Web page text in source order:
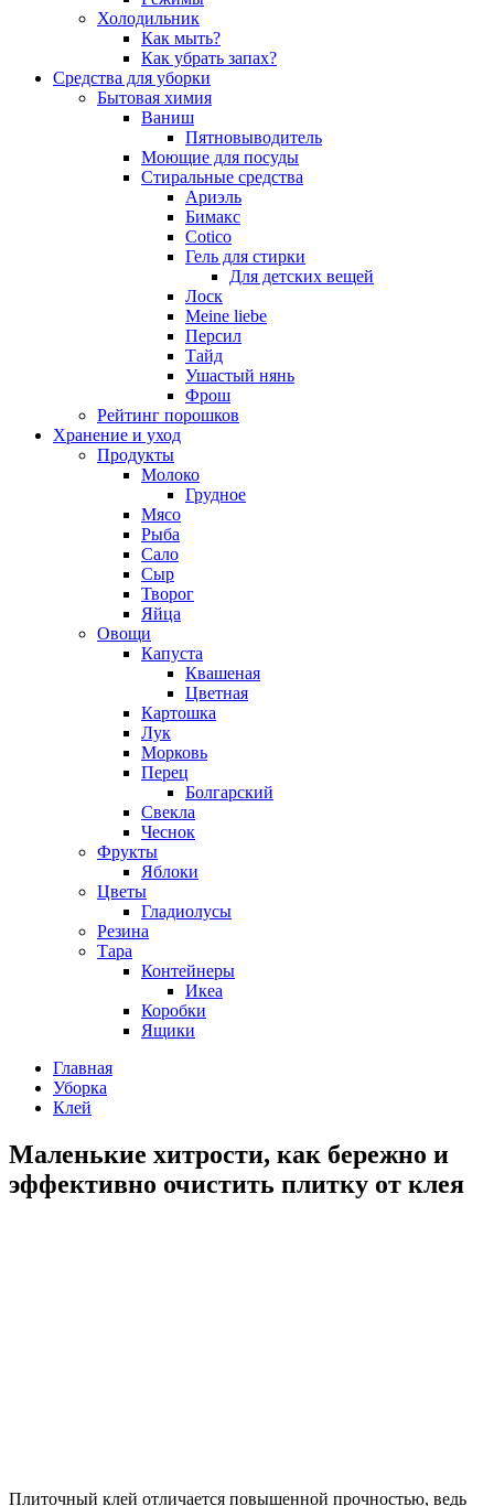
Холодильник
Как мыть?
Как убрать запах?
Средства для уборки
Бытовая химия
Ваниш
Пятновыводитель
Моющие для посуды
Стиральные средства
Ариэль
Бимакс
Cotico
Гель для стирки
Для детских вещей
Лоск
Meine liebe
Персил
Тайд
Ушастый нянь
Фрош
Рейтинг порошков
Хранение и уход
Продукты
Молоко
Грудное
Мясо
Рыба
Сало
Сыр
Творог
Яйца
Овощи
Капуста
Квашеная
Цветная
Картошка
Лук
Морковь
Перец
Болгарский
Свекла
Чеснок
Фрукты
Яблоки
Цветы
Гладиолусы
Резина
Тара
Контейнеры
Икеа
Коробки
Ящики
Главная
Уборка
Клей
Маленькие хитрости, как бережно и
эффективно очистить плитку от клея
Плиточный клей отличается повышенной прочностью, ведь